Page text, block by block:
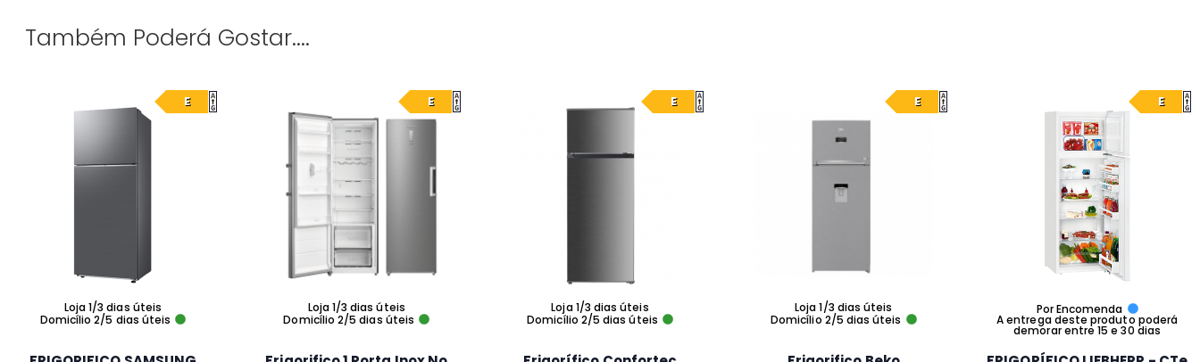
Também Poderá Gostar....
E
Loja 1/3 dias úteis
Domicílio 2/5 dias úteis
E
Loja 1/3 dias úteis
Domicílio 2/5 dias úteis
E
Loja 1/3 dias úteis
Domicílio 2/5 dias úteis
E
Loja 1/3 dias úteis
Domicílio 2/5 dias úteis
E
Por Encomenda
A entrega deste produto poderá
demorar entre 15 e 30 dias